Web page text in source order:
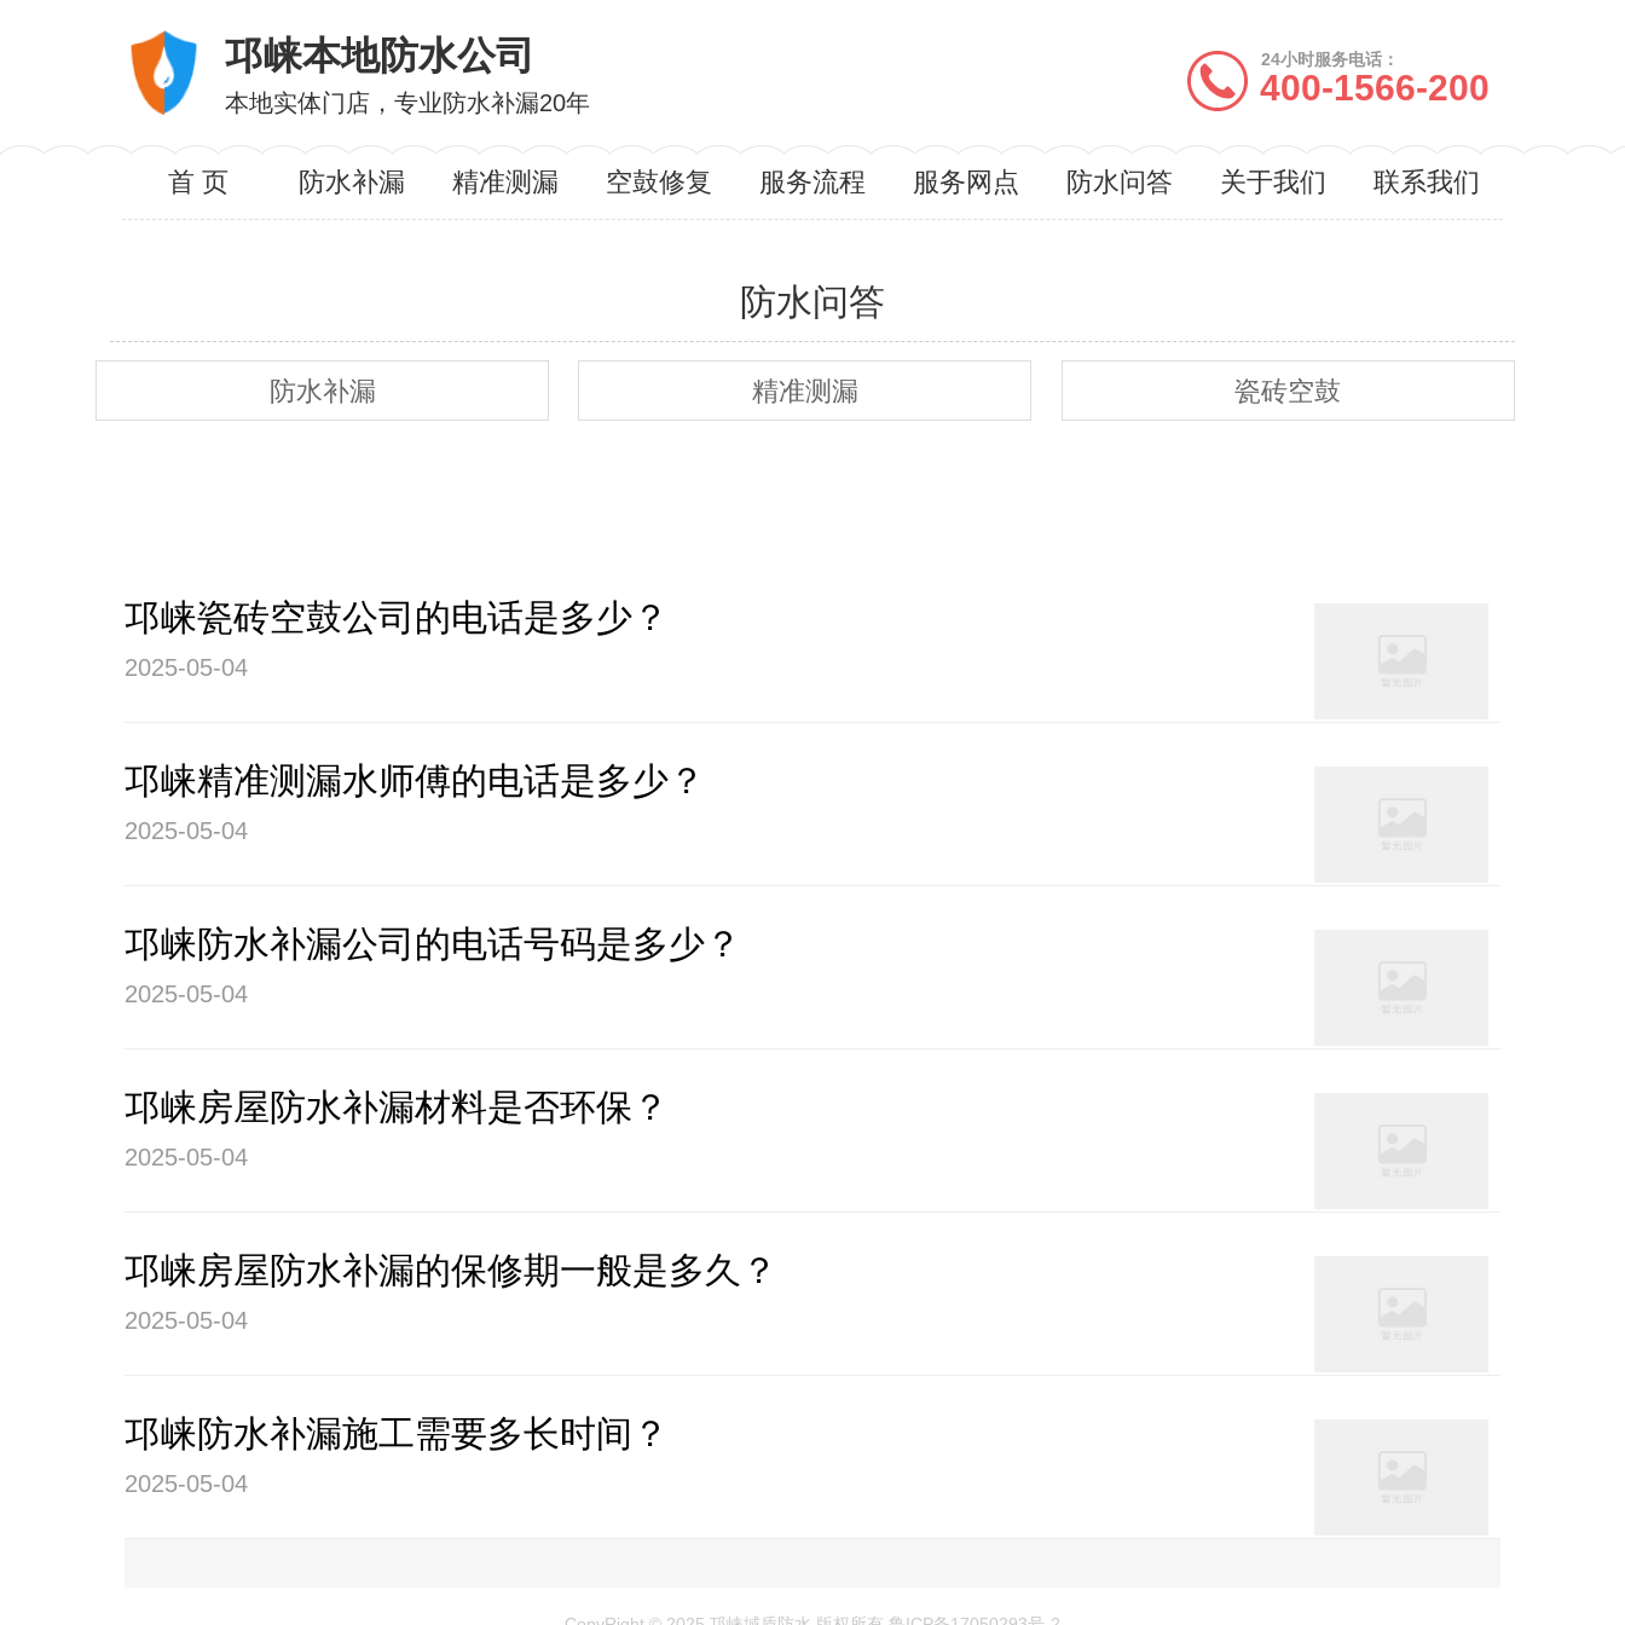
邛崃本地防水公司
本地实体门店，专业防水补漏20年
24小时服务电话：
400-1566-200
首 页 防水补漏 精准测漏 空鼓修复 服务流程 服务网点 防水问答 关于我们 联系我们
防水问答
防水补漏 精准测漏 瓷砖空鼓
邛崃瓷砖空鼓公司的电话是多少？
2025-05-04
邛崃精准测漏水师傅的电话是多少？
2025-05-04
邛崃防水补漏公司的电话号码是多少？
2025-05-04
邛崃房屋防水补漏材料是否环保？
2025-05-04
邛崃房屋防水补漏的保修期一般是多久？
2025-05-04
邛崃防水补漏施工需要多长时间？
2025-05-04